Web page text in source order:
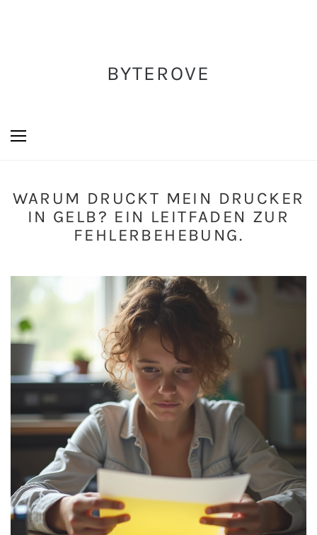
BYTEROVE
WARUM DRUCKT MEIN DRUCKER
IN GELB? EIN LEITFADEN ZUR
FEHLERBEHEBUNG.